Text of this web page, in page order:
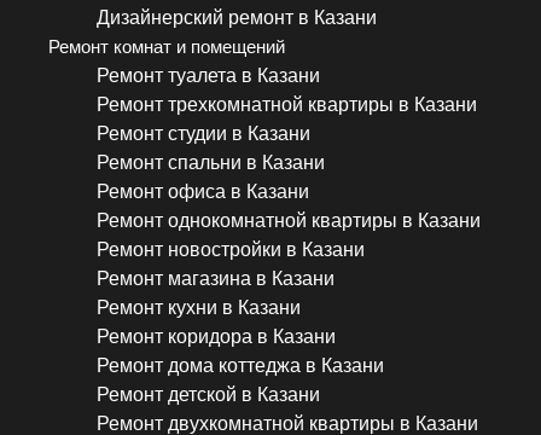
Дизайнерский ремонт в Казани
Ремонт комнат и помещений
Ремонт туалета в Казани
Ремонт трехкомнатной квартиры в Казани
Ремонт студии в Казани
Ремонт спальни в Казани
Ремонт офиса в Казани
Ремонт однокомнатной квартиры в Казани
Ремонт новостройки в Казани
Ремонт магазина в Казани
Ремонт кухни в Казани
Ремонт коридора в Казани
Ремонт дома коттеджа в Казани
Ремонт детской в Казани
Ремонт двухкомнатной квартиры в Казани